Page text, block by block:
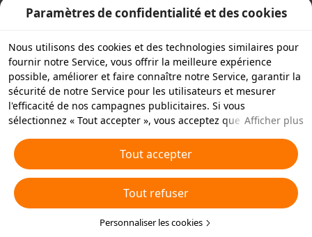
Paramètres de confidentialité et des cookies
Nous utilisons des cookies et des technologies similaires pour
fournir notre Service, vous offrir la meilleure expérience
possible, améliorer et faire connaître notre Service, garantir la
sécurité de notre Service pour les utilisateurs et mesurer
l'efficacité de nos campagnes publicitaires. Si vous
sélectionnez « Tout accepter », vous acceptez que nous et nos
similaires sur votre appareil à des fins publicitaires. Vous
pouvez aussi « rejeter tous » les cookies non essentiels ou
choisir les types de cookies que vous souhaitez accepter ou
rejeter à tout moment dans vos paramètres de confidentialité
ou en cliquant sur « Personnaliser les cookies » ci-dessous.
Pour plus de détails, consultez notrePolitique relative aux
Afficher plus
Tout accepter
Tout refuser
Personnaliser les cookies